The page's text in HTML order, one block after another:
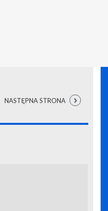
NASTĘPNA STRONA